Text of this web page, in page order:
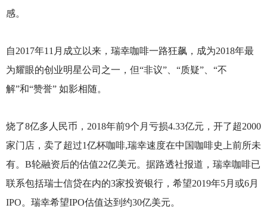
感。
自2017年11月成立以来，瑞幸咖啡一路狂飙，成为2018年最
为耀眼的创业明星公司之一，但“非议”、“质疑”、“不
解”和“赞誉” 如影相随。
烧了8亿多人民币，2018年前9个月亏损4.33亿元，开了超2000
家门店，卖了超过1亿杯咖啡,瑞幸速度在中国咖啡史上前所未
有。B轮融资后的估值22亿美元。据路透社报道，瑞幸咖啡已
联系包括瑞士信贷在内的3家投资银行，希望2019年5月或6月
IPO。瑞幸希望IPO估值达到约30亿美元。